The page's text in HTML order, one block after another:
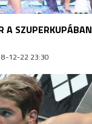
A SZUPERKUPÁBAN
12-22 23:30